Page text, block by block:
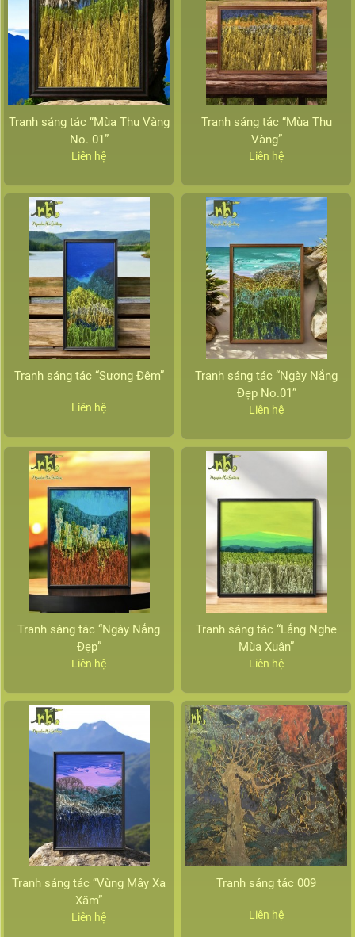
Tranh sáng tác “Mùa Thu Vàng
No. 01”
Liên hệ
Tranh sáng tác “Mùa Thu
Vàng”
Liên hệ
Tranh sáng tác “Sương Đêm”
Liên hệ
Tranh sáng tác “Ngày Nắng
Đẹp No.01”
Liên hệ
Tranh sáng tác “Ngày Nắng
Đẹp”
Liên hệ
Tranh sáng tác “Lắng Nghe
Mùa Xuân”
Liên hệ
Tranh sáng tác “Vùng Mây Xa
Xăm”
Liên hệ
Tranh sáng tác 009
Liên hệ